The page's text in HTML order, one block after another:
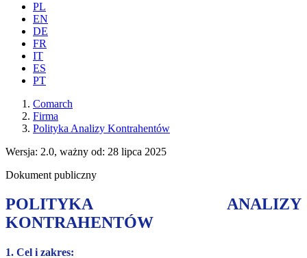
PL
EN
DE
FR
IT
ES
PT
Comarch
Firma
Polityka Analizy Kontrahentów
Wersja: 2.0, ważny od: 28 lipca 2025
Dokument publiczny
POLITYKA ANALIZY
KONTRAHENTÓW
1. Cel i zakres: